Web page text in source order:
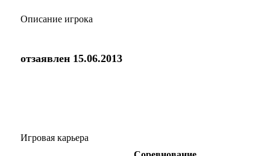
Описание игрока
отзаявлен 15.06.2013
Игровая карьера